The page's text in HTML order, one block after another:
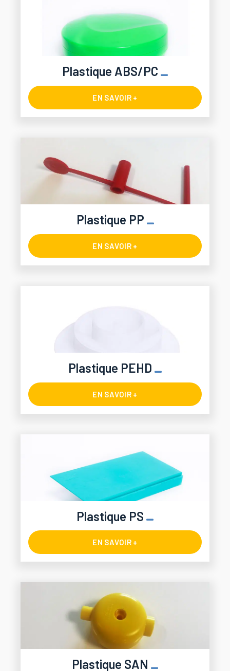
Plastique ABS/PC
EN SAVOIR +
Plastique PP
EN SAVOIR +
Plastique PEHD
EN SAVOIR +
Plastique PS
EN SAVOIR +
Plastique SAN